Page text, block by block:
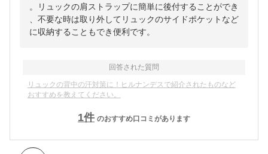
。リュックの肩ストラップに簡単に後付することができ
、不要な時は取り外してリュックのサイドポケットなど
に収納することもでき便利です。
回答された質問
リュックの背中の汗対策に！ヒルナンデスで紹介されたものなど
おすすめを教えてください。
1件 のおすすめ口コミがあります